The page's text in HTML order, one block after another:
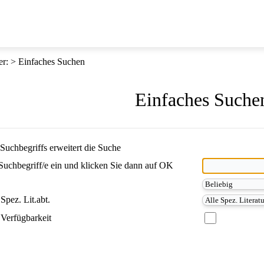
: Einfaches Suchen
Einfaches
e ein und klicken Sie dann auf OK
Lit.abt.
erweitert die Suche